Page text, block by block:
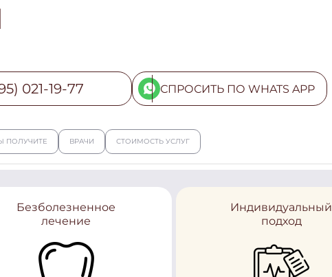
021-19-77 СПРОСИТЬ ПО WHATS APP
ПОЛУЧИТЕ ВРАЧИ СТОИМОСТЬ УСЛУГ
Безболезненное
лечение
Индивидуальный
подход